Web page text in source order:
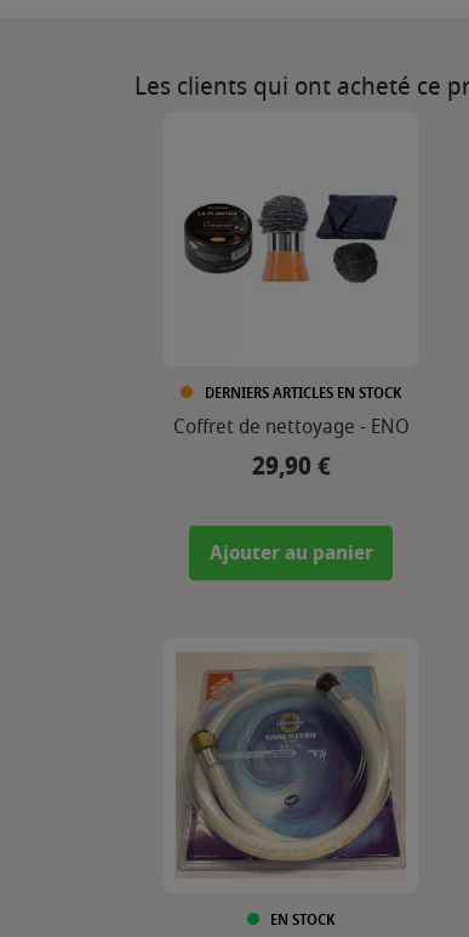
Les clients qui ont acheté ce
DERNIERS ARTICLES EN STOCK
Coffret de nettoyage - ENO
Prix
29,90 €
Ajouter au panier
EN STOCK